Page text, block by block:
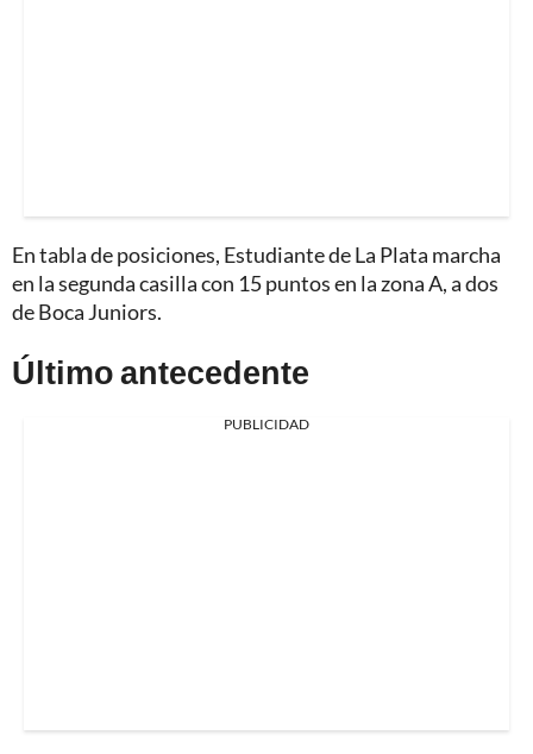
En tabla de posiciones, Estudiante de La Plata marcha
en la segunda casilla con 15 puntos en la zona A, a dos
de Boca Juniors.
Último antecedente
PUBLICIDAD